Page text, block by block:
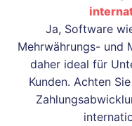
Ja, Software
Mehrwährungs- und
daher ideal für
Kunden. Achten